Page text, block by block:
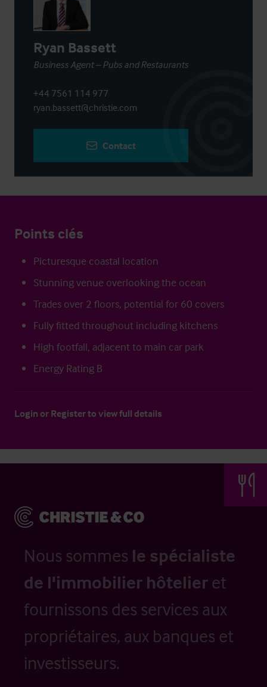
Ryan Bassett
Business Agent – Pubs and Restaurants
+44 7561 114 977
ryan.bassett@christie.com
Contact
Points clés
Picturesque coastal location
Stunning venue overlooking the ocean
Trades over 2 floors, potential for 60 covers
Fully fitted throughout including kitchens
High footfall, adjacent to main car park
Energy Rating B
Login or Registerto view full details
Nous sommes le spécialiste
de l'immobilier hôtelier et
fournissons des services aux
propriétaires, aux banques et
investisseurs.